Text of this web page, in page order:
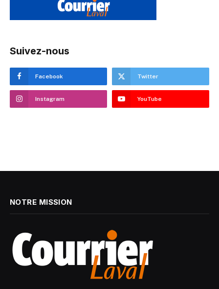
Suivez-nous
Facebook Twitter
Instagram YouTube
NOTRE MISSION